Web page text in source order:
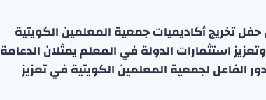
حفل تخريج أكاديميات جمعية المعلمين الكويتية
التربوية وتعزيز استثمارات الدولة في المعلم يمثلان الدعامة
الفاعل لجمعية المعلمين الكويتية في تعزيز